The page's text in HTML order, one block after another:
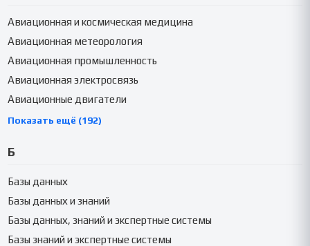
Авиационная и космическая медицина
Авиационная метеорология
Авиационная промышленность
Авиационная электросвязь
Авиационные двигатели
Показать ещё (192)
Б
Базы данных
Базы данных и знаний
Базы данных, знаний и экспертные системы
Базы знаний и экспертные системы